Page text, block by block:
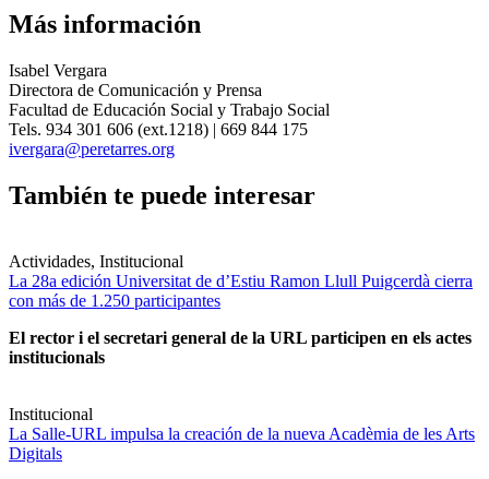
Más información
Isabel Vergara
Directora de Comunicación y Prensa
Facultad de Educación Social y Trabajo Social
Tels. 934 301 606 (ext.1218) | 669 844 175
ivergara@peretarres.org
También te puede interesar
Actividades, Institucional
La 28a edición Universitat de d’Estiu Ramon Llull Puigcerdà cierra
con más de 1.250 participantes
El rector i el secretari general de la URL participen en els actes
institucionals
Institucional
La Salle-URL impulsa la creación de la nueva Acadèmia de les Arts
Digitals